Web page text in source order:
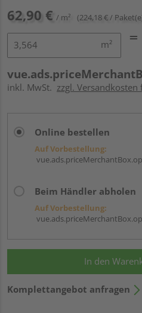
62,90 € / m² (224,18 € /
m²
inkl. MwSt. zzgl. Versandkosten
Online bestellen
Auf Vorbestellung:
Beim Händler abholen
Auf Vorbestellung:
In den
Komplettangebot anfragen